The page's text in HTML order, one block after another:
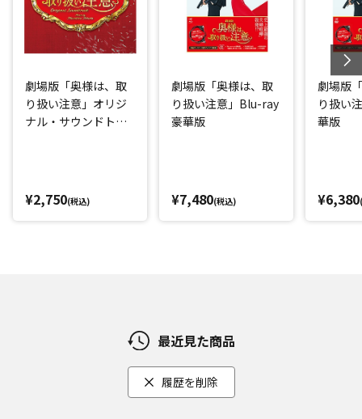
劇場版「奥様は、取
り扱い注意」オリジ
ナル・サウンドトラ
¥2,750(税込)
劇場版「奥様は、取
り扱い注意」Blu-ray
豪華版
¥7,480(税込)
劇場版
り扱い
華版
¥6,380
最近見た商品
履歴を削除